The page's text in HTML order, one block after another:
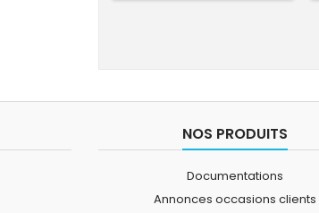
NOS PRODUITS
Documentations
Annonces occasions clients